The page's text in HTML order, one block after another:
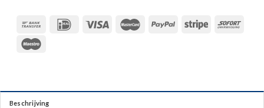
Beschrijving